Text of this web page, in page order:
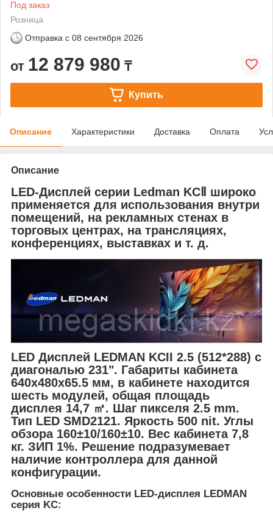
Под заказ
Розница
Отправка с 08 сентября 2026
от 12 879 980 ₸
Купить
Описание Характеристики Доставка Оплата
Описание
LED-Дисплей серии Ledman KCⅡ широко
применяется для использования внутри
помещений, на рекламных стенах в
торговых центрах, на трансляциях,
конференциях, выставках и т. д.
LED Дисплей LEDMAN KCII 2.5 (512*288) с
диагональю 231". Габариты кабинета
640x480x65.5 мм, в кабинете находится
шесть модулей, общая площадь
дисплея 14,7 ㎡. Шаг пикселя 2.5 mm.
Тип LED SMD2121. Яркость 500 nit. Углы
обзора 160±10/160±10. Вес кабинета 7,8
кг. ЗИП 1%. Решение подразумевает
наличие контроллера для данной
конфигурации.
Основные особенности LED-дисплея LEDMAN
серия KC: